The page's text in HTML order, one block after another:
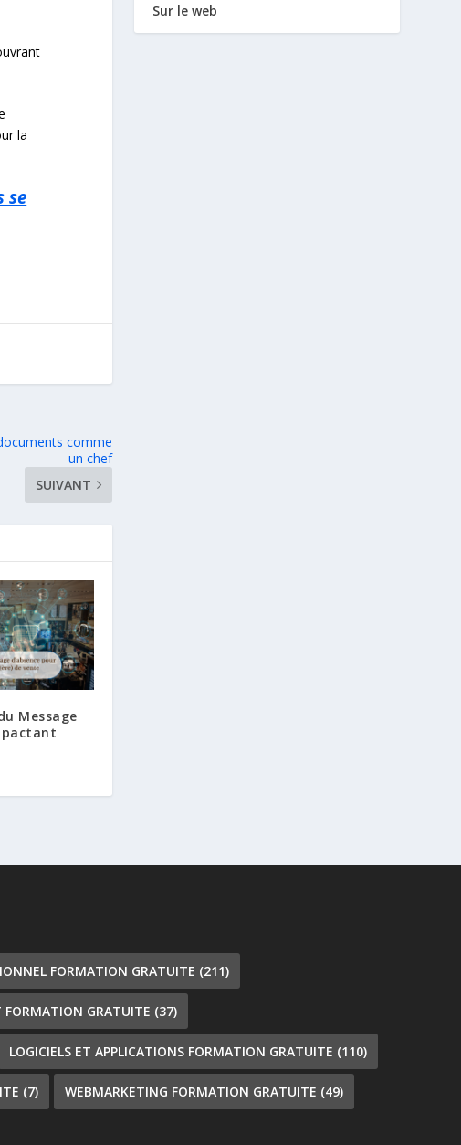
la
se
comme
un chef
SUIVANT
Message
Sur le web
FORMATION GRATUITE (211)
FORMATION GRATUITE (37)
LOGICIELS ET APPLICATIONS FORMATION GRATUITE (110)
(7) WEBMARKETING FORMATION GRATUITE (49)